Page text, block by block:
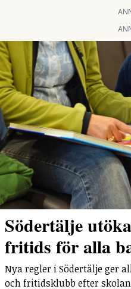
Södertälje
fritids för alla
Nya regler i Södertälje ger
och fritidsklubb efter